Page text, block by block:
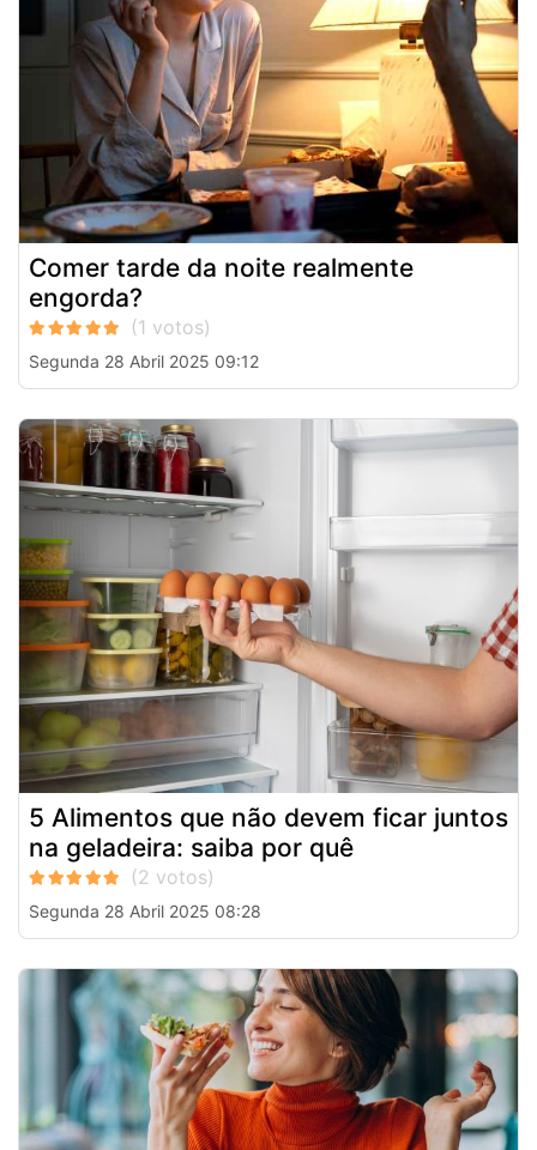
Comer tarde da noite realmente
engorda?
Segunda 28 Abril 2025 09:12
5 Alimentos que não devem ficar juntos
na geladeira: saiba por quê
Segunda 28 Abril 2025 08:28